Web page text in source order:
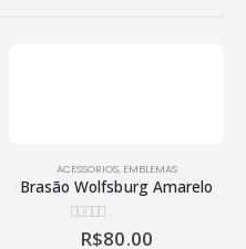
ACESSORIOS, EMBLEMAS
Brasão Wolfsburg Amarelo
de 5
R$80.00